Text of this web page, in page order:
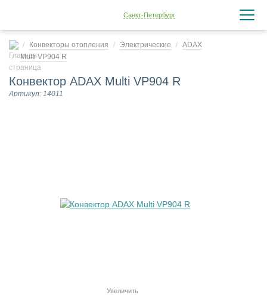
Санкт-Петербург
Конвекторы отопления Электрические
ADAX
Multi VP904 R
Конвектор ADAX Multi VP904 R
Артикул: 14011
Увеличить